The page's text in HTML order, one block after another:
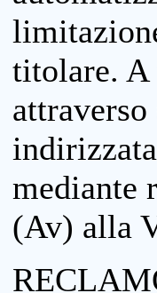
titolare. A
mediante
(Av) alla